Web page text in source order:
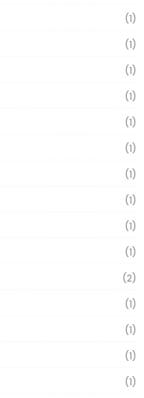
(1)
(1)
(1)
(1)
(1)
(1)
(1)
(1)
(1)
(1)
(2)
(1)
(1)
(1)
(1)